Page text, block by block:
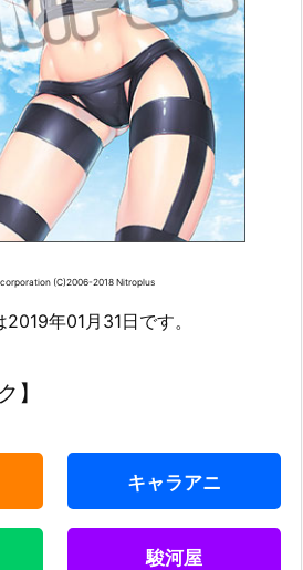
(C)2006-2018 Nitroplus
年01月31日です。
】
キャラアニ
駿河屋